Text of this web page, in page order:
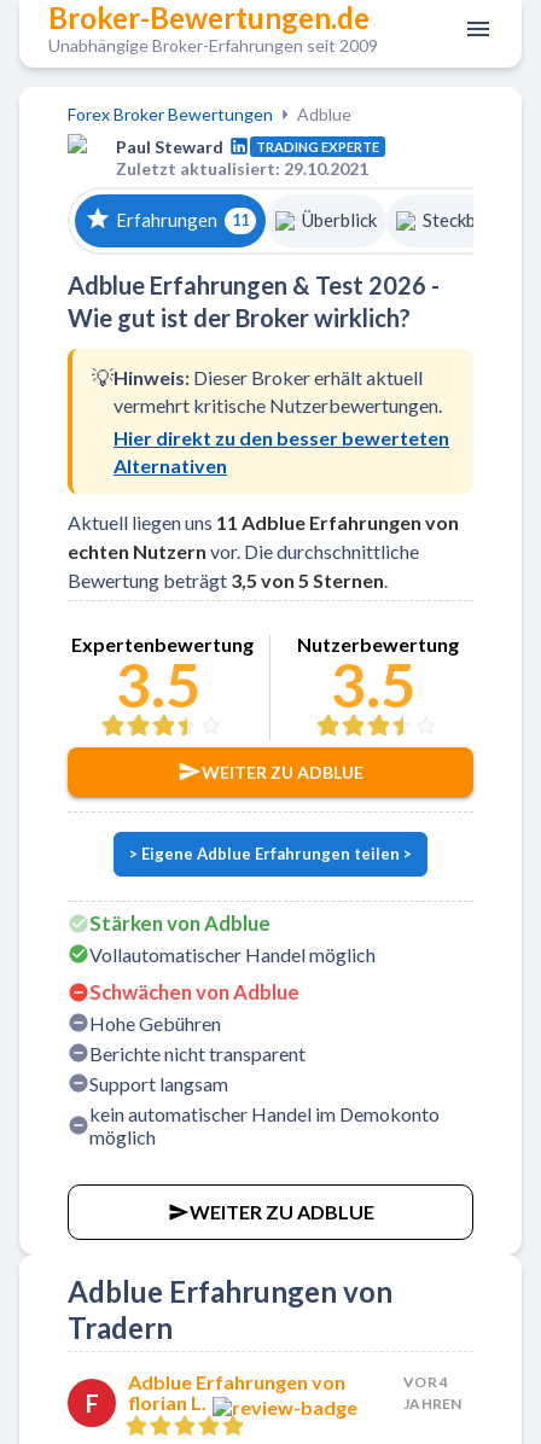
Broker-Bewertungen.de
Unabhängige Broker-Erfahrungen seit 2009
Forex Broker Bewertungen
Adblue
Paul Steward
TRADING EXPERTE
Zuletzt aktualisiert: 29.10.2021
Erfahrungen 11 Überblick Steckbrief
Adblue Erfahrungen & Test 2026 -
Wie gut ist der Broker wirklich?
💡Hinweis: Dieser Broker erhält aktuell
vermehrt kritische Nutzerbewertungen.
Hier direkt zu den besser bewerteten
Alternativen
Aktuell liegen uns 11 Adblue Erfahrungen von
echten Nutzern vor. Die durchschnittliche
Bewertung beträgt 3,5 von 5 Sternen
Zu Adblue
Expertenbewertung
3.5
Nutzerbewertung
3.5
WEITER ZU ADBLUE
> Eigene Adblue Erfahrungen teilen >
Stärken von Adblue
Schwächen von Adblue
Vollautomatischer Handel möglich
Hohe Gebühren
Berichte nicht transparent
Support langsam
kein automatischer Handel im Demokonto
möglich
WEITER ZU ADBLUE
Adblue Erfahrungen von
Tradern
F
Adblue Erfahrungen von
florian L.
VOR 4
JAHREN